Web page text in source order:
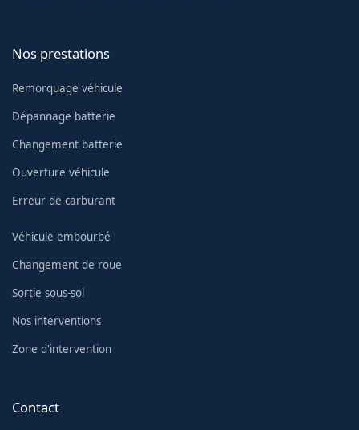
Nos prestations
Remorquage véhicule
Dépannage batterie
Changement batterie
Ouverture véhicule
Erreur de carburant
Véhicule embourbé
Changement de roue
Sortie sous-sol
Nos interventions
Zone d'intervention
Contact